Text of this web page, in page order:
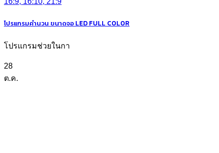
โปรแกรมคำนวน ขนาดจอ LED FULL COLOR
โปรแกรมช่วยในกา
28
ต.ค.